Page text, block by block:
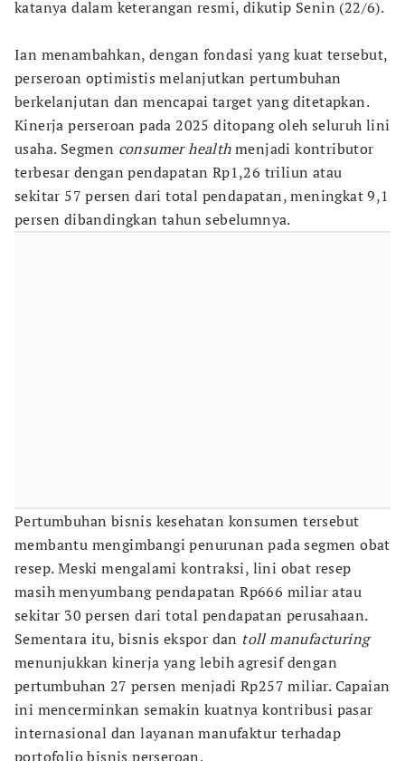
katanya dalam keterangan resmi, dikutip Senin (22/6).
Ian menambahkan, dengan fondasi yang kuat tersebut,
perseroan optimistis melanjutkan pertumbuhan
berkelanjutan dan mencapai target yang ditetapkan.
Kinerja perseroan pada 2025 ditopang oleh seluruh lini
usaha. Segmen consumer healthmenjadi kontributor
terbesar dengan pendapatan Rp1,26 triliun atau
sekitar 57 persen dari total pendapatan, meningkat 9,1
persen dibandingkan tahun sebelumnya.
Pertumbuhan bisnis kesehatan konsumen tersebut
membantu mengimbangi penurunan pada segmen obat
resep. Meski mengalami kontraksi, lini obat resep
masih menyumbang pendapatan Rp666 miliar atau
sekitar 30 persen dari total pendapatan perusahaan.
Sementara itu, bisnis ekspor dan toll manufacturing
menunjukkan kinerja yang lebih agresif dengan
pertumbuhan 27 persen menjadi Rp257 miliar. Capaian
ini mencerminkan semakin kuatnya kontribusi pasar
internasional dan layanan manufaktur terhadap
portofolio bisnis perseroan.